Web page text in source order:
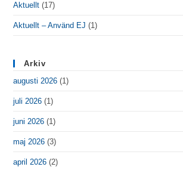
Aktuellt (17)
Aktuellt – Använd EJ (1)
Arkiv
augusti 2026 (1)
juli 2026 (1)
juni 2026 (1)
maj 2026 (3)
april 2026 (2)